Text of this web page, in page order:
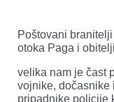
Poštovani
otoka Paga i
velika nam je čast
vojnike, dočasnike
pripadnike policije